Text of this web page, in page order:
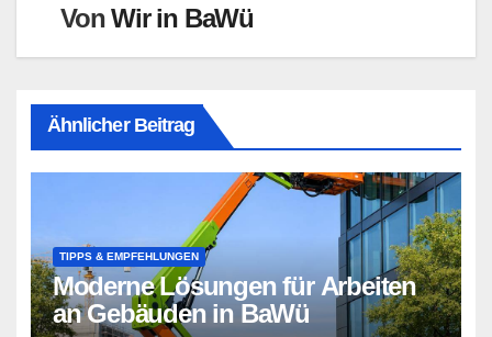
VonWir in BaWü
Ähnlicher Beitrag
TIPPS & EMPFEHLUNGEN
Moderne Lösungen für Arbeiten
an Gebäuden in BaWü